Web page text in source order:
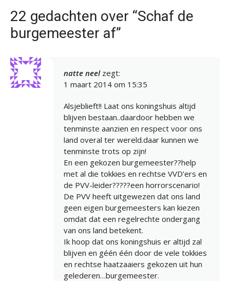
22 gedachten over “Schaf de
burgemeester af”
natte neel zegt:
1 maart 2014 om 15:35
Alsjeblieft!! Laat ons koningshuis altijd
blijven bestaan..daardoor hebben we
tenminste aanzien en respect voor ons
land overal ter wereld.daar kunnen we
tenminste trots op zijn!
En een gekozen burgemeester??help
met al die tokkies en rechtse VVD’ers en
de PVV-leider?????een horrorscenario!
De PVV heeft uitgewezen dat ons land
geen eigen burgemeesters kan kiezen
omdat dat een regelrechte ondergang
van ons land betekent.
Ik hoop dat ons koningshuis er altijd zal
blijven en géén één door de vele tokkies
en rechtse haatzaaiers gekozen uit hun
gelederen…burgemeester.